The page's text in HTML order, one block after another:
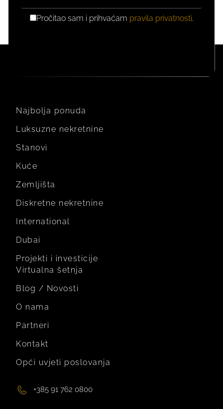
GDPRPročitao sam i prihvaćam pravila privatnosti.
Najbolja ponuda
Luksuzne nekretnine
Stanovi
Kuće
Zemljišta
Diskretne nekretnine
International
Dubai
Projekti i investicije
Virtualna šetnja
Blog / Novosti
O nama
Partneri
Kontakt
Opći uvjeti poslovanja
+385 91 762 0800